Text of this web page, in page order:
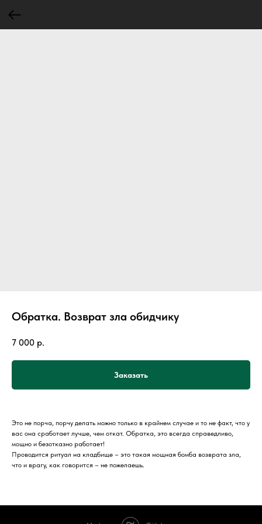
Обратка. Возврат зла обидчику
7 000 р.
Заказать
Это не порча, порчу делать можно только в крайнем случае и то не факт, что у
вас она сработает лучше, чем откат. Обратка, это всегда справедливо,
мощно и безотказно работает!
Проводится ритуал на кладбище – это такая мощная бомба возврата зла,
что и врагу, как говорится – не пожелаешь.